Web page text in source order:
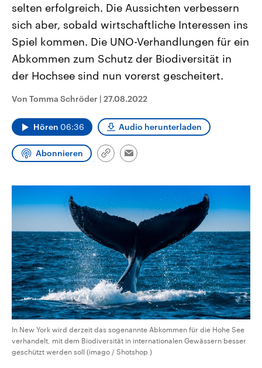
USA
Aktuelle Beiträge, Analysen und
Hintergründe
Wirtschaftlich und militärisch
gehören die Vereinigten Staaten zu
den mächtigsten Ländern der Erde,
mit großem Einfluss auf das
Nahostkonflikt
Aktuelle Lage und
Der Überfall der
Terrororganisation Hamas
Oktober 2023 auf Israel
Region wieder die Gewalt
Israel möchte die Hamas
Diese wird wie die
selten erfolgreich. Die Aussichten verbessern
sich aber, sobald wirtschaftliche Interessen ins
Spiel kommen. Die UNO-Verhandlungen für ein
Abkommen zum Schutz der Biodiversität in
der Hochsee sind nun vorerst gescheitert.
Von Tomma Schröder | 27.08.2022
Hören 06:36 Audio herunterladen
Abonnieren
Link
Email
In New York wird derzeit das sogenannte Abkommen für die Hohe See
verhandelt, mit dem Biodiversität in internationalen Gewässern besser
geschützt werden soll (imago / Shotshop )